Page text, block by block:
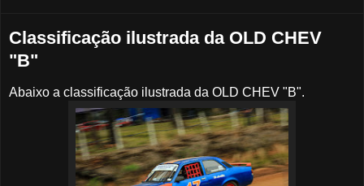
Classificação ilustrada da OLD CHEV
"B"
Abaixo a classificação ilustrada da OLD CHEV "B".